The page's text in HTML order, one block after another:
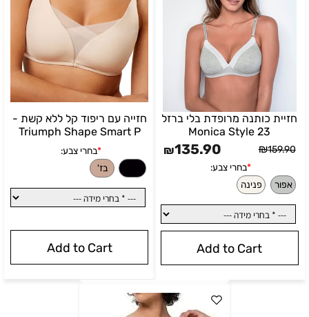
חזיית כותנה מרופדת בלי ברזל
Monica Style 23
₪159.90
₪135.90
Add to Cart
חזייה עם ריפוד קל ללא קשת -
Triumph Shape Smart P
Add to Cart